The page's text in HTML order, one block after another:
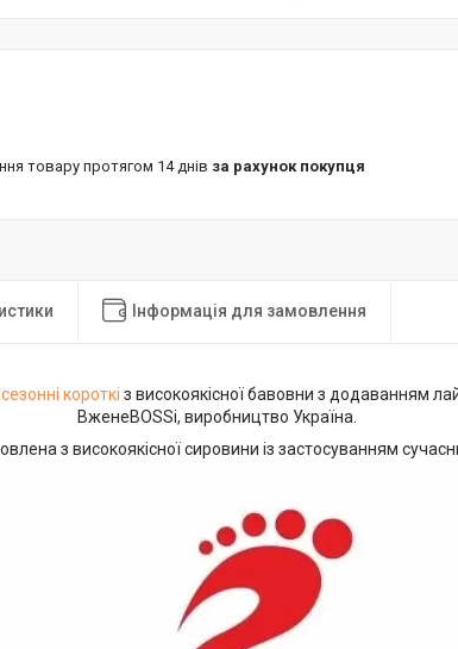
товару протягом 14 днів за рахунок покупця
Інформація для замовлення
короткі з високоякісної бавовни з додаванням
ВженеBOSSі, виробництво Україна.
з високоякісної сировини із застосуванням